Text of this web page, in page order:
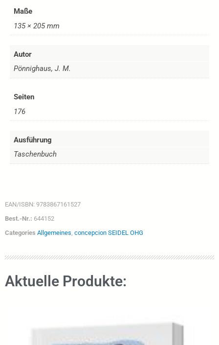
Maße
135 × 205 mm
Autor
Pönnighaus, J. M.
Seiten
176
Ausführung
Taschenbuch
EAN/ISBN: 9783867161527
Best.-Nr.: 644152
Categories Allgemeines, concepcion SEIDEL OHG
Aktuelle Produkte: